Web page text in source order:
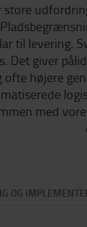
til
Det giver
højere
med
OG